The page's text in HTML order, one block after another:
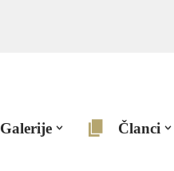
Galerije Članci